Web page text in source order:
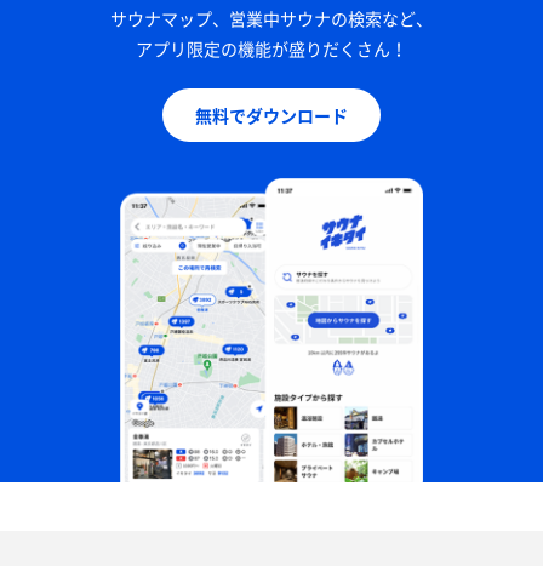
サウナマップ、営業中サウナの検索など、
アプリ限定の機能が盛りだくさん！
無料でダウンロード